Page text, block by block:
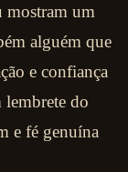
mostram um
alguém que
e confiança
lembrete do
e fé genuína